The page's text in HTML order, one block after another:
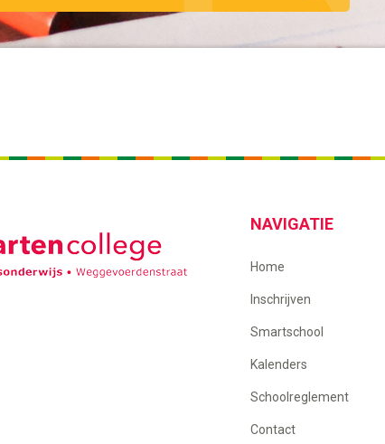
NAVIGATIE
Home
Inschrijven
Smartschool
Kalenders
Schoolreglement
Contact